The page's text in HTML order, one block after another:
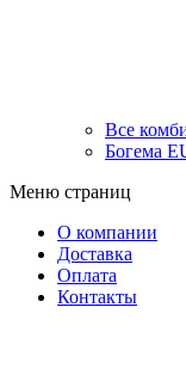
Все
Богема
Меню страниц
О компании
Доставка
Оплата
Контакты